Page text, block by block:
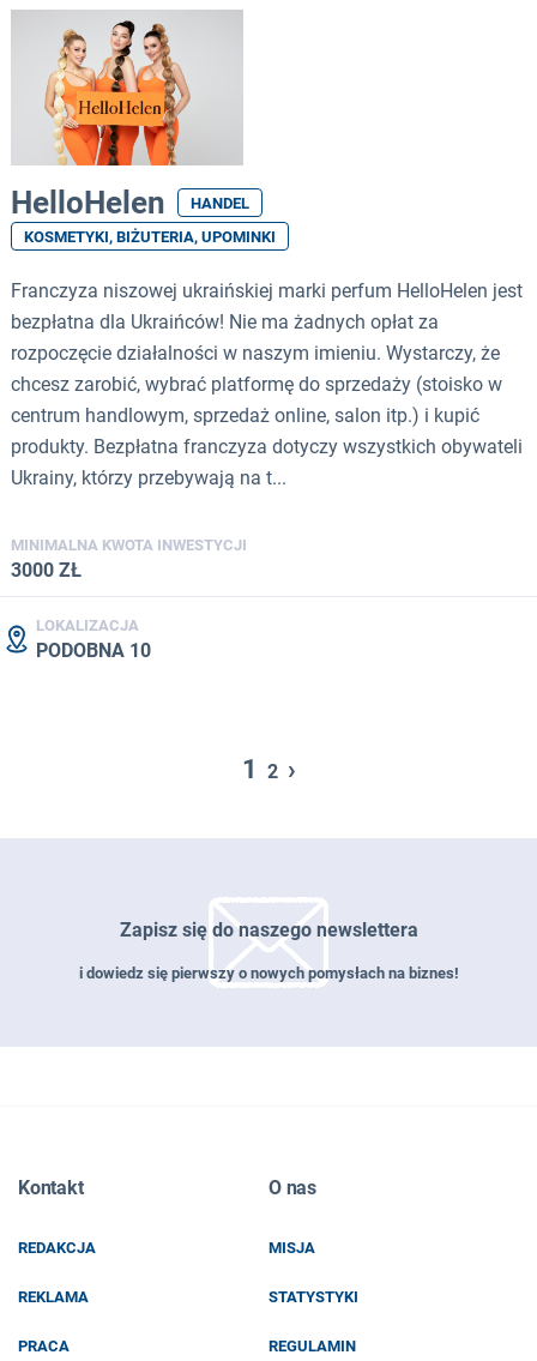
HelloHelen
HANDEL
KOSMETYKI, BIŻUTERIA, UPOMINKI
Franczyza niszowej ukraińskiej marki perfum HelloHelen jest
bezpłatna dla Ukraińców! Nie ma żadnych opłat za
rozpoczęcie działalności w naszym imieniu. Wystarczy, że
chcesz zarobić, wybrać platformę do sprzedaży (stoisko w
centrum handlowym, sprzedaż online, salon itp.) i kupić
produkty. Bezpłatna franczyza dotyczy wszystkich obywateli
Ukrainy, którzy przebywają na t...
MINIMALNA KWOTA INWESTYCJI
3000 ZŁ
LOKALIZACJA
PODOBNA 10
1 2 ›
Zapisz się do naszego newslettera
i dowiedz się pierwszy o nowych pomysłach na biznes!
EMAIL
Kontakt
REDAKCJA
REKLAMA
PRACA
O nas
MISJA
STATYSTYKI
REGULAMIN